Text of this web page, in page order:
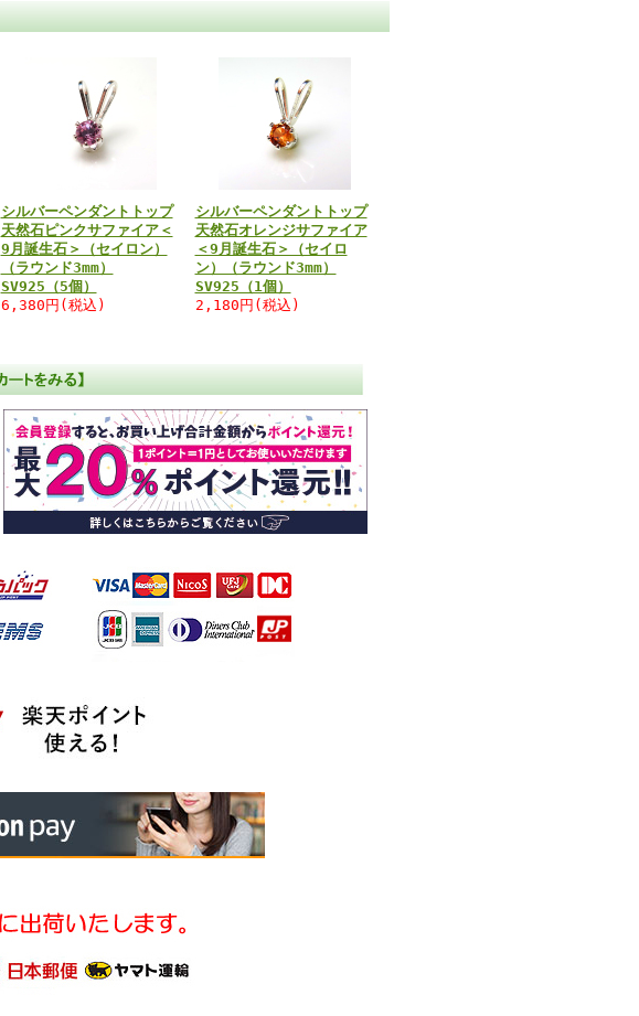
シルバーペンダントトップ
天然石ピンクサファイア＜
9月誕生石＞（セイロン）
（ラウンド3mm）
SV925（5個）
6,380円(税込)
シルバーペンダントトップ
天然石オレンジサファイア
＜9月誕生石＞（セイロ
ン）（ラウンド3mm）
SV925（1個）
2,180円(税込)